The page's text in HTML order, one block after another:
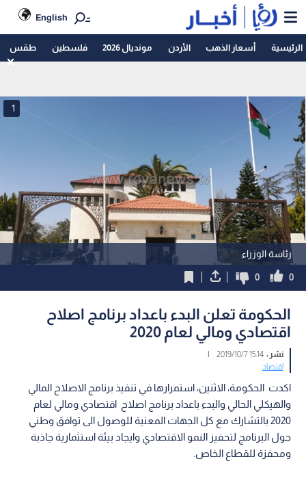
English
الرئيسية أسعار الذهب الأردن مونديال 2026 فلسطين طقس
رئاسة الوزراء
1
0
0
الحكومة تعلن البدء باعداد برنامج اصلاح
اقتصادي ومالي لعام 2020
نشر :15:14 2019/10/7
|
اقتصاد
اكدت الحكومة، الاثنين، استمرارها في تنفيذ برنامج الاصلاح المالي
والهيكلي الحالي والبدء باعداد برنامج اصلاح اقتصادي ومالي لعام
2020 بالتشارك مع كل الجهات المعنية للوصول الى توافق وطني
حول البرنامج لتحفيز النمو الاقتصادي وايجاد بيئة استثمارية جاذبة
ومحفزة للقطاع الخاص.